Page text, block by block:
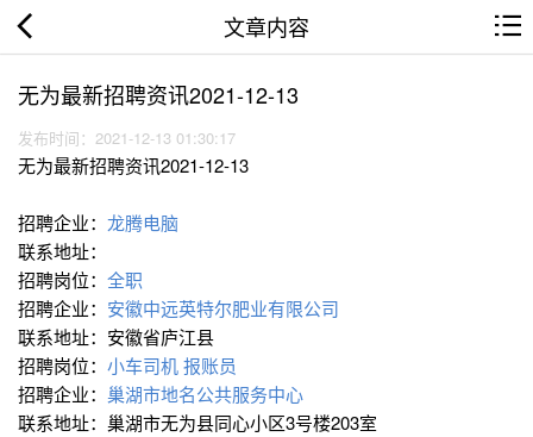
文章内容
无为最新招聘资讯2021-12-13
发布时间：2021-12-13 01:30:17
无为最新招聘资讯2021-12-13
招聘企业： 龙腾电脑
联系地址：
招聘岗位： 全职
招聘企业： 安徽中远英特尔肥业有限公司
联系地址：安徽省庐江县
招聘岗位： 小车司机报账员
招聘企业： 巢湖市地名公共服务中心
联系地址：巢湖市无为县同心小区3号楼203室